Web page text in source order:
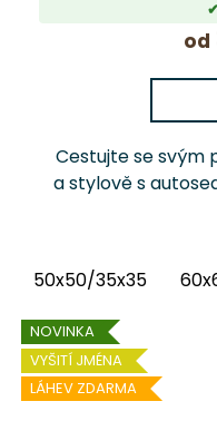
od
Cestujte se svým
a stylově s
50x50/35x35
NOVINKA
VYŠITÍ JMÉNA
LÁHEV ZDARMA